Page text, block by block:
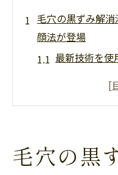
毛穴の黒ずみ解
顔法が登場
最新技術を使
肌タイプ別
洗顔と生活
毛穴の黒